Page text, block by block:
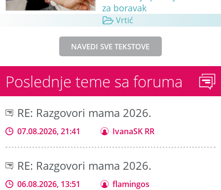
za boravak
Vrtić
NAVEDI SVE TEKSTOVE
Poslednje teme sa foruma
RE: Razgovori mama 2026.
07.08.2026, 21:41 IvanaSK RR
RE: Razgovori mama 2026.
06.08.2026, 13:51 flamingos